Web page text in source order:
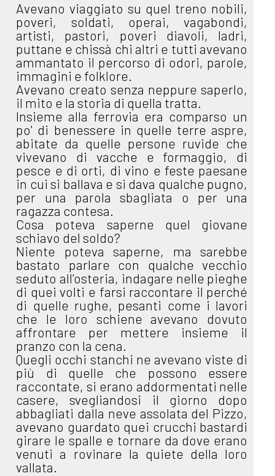
Avevano viaggiato su quel treno nobili,
poveri, soldati, operai, vagabondi,
artisti, pastori, poveri diavoli, ladri,
puttane e chissà chi altri e tutti avevano
ammantato il percorso di odori, parole,
immagini e folklore.
Avevano creato senza neppure saperlo,
il mito e la storia di quella tratta.
Insieme alla ferrovia era comparso un
po' di benessere in quelle terre aspre,
abitate da quelle persone ruvide che
vivevano di vacche e formaggio, di
pesce e di orti, di vino e feste paesane
in cui si ballava e si dava qualche pugno,
per una parola sbagliata o per una
ragazza contesa.
Cosa poteva saperne quel giovane
schiavo del soldo?
Niente poteva saperne, ma sarebbe
bastato parlare con qualche vecchio
seduto all'osteria, indagare nelle pieghe
di quei volti e farsi raccontare il perché
di quelle rughe, pesanti come i lavori
che le loro schiene avevano dovuto
affrontare per mettere insieme il
pranzo con la cena.
Quegli occhi stanchi ne avevano viste di
più di quelle che possono essere
raccontate, si erano addormentati nelle
casere, svegliandosi il giorno dopo
abbagliati dalla neve assolata del Pizzo,
avevano guardato quei crucchi bastardi
girare le spalle e tornare da dove erano
venuti a rovinare la quiete della loro
vallata.